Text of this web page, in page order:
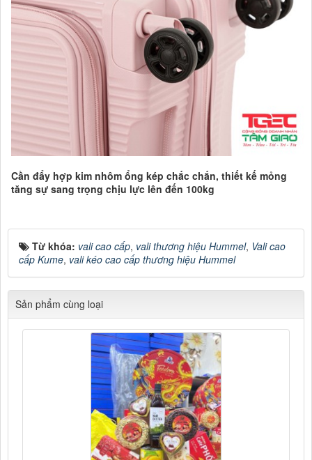
Cần đẩy hợp kim nhôm ổng kép chắc chắn, thiết kế mỏng
tăng sự sang trọng chịu lực lên đến 100kg
Từ khóa: vali cao cấp, vali thương hiệu Hummel, Vali cao
cấp Kume, vali kéo cao cấp thương hiệu Hummel
Sản phẩm cùng loại